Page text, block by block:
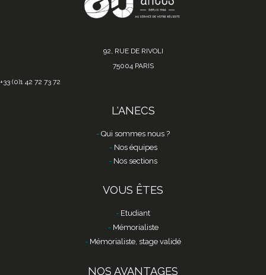
92, RUE DE RIVOLI
75004 PARIS
+33 (0)1 42 72 73 72
L'ANECS
Qui sommes nous ?
Nos équipes
Nos sections
VOUS ÊTES
Etudiant
Mémorialiste
Mémorialiste, stage validé
NOS AVANTAGES